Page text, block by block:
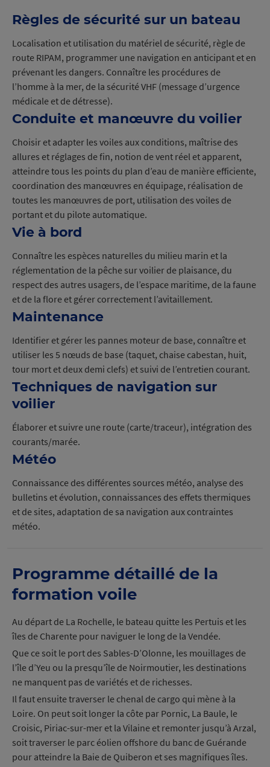
Règles de sécurité sur un bateau
Localisation et utilisation du matériel de sécurité, règle de
route RIPAM, programmer une navigation en anticipant et en
prévenant les dangers. Connaître les procédures de
l’homme à la mer, de la sécurité VHF (message d’urgence
médicale et de détresse).
Conduite et manœuvre du voilier
Choisir et adapter les voiles aux conditions, maîtrise des
allures et réglages de fin, notion de vent réel et apparent,
atteindre tous les points du plan d’eau de manière efficiente,
coordination des manœuvres en équipage, réalisation de
toutes les manœuvres de port, utilisation des voiles de
portant et du pilote automatique.
Vie à bord
Connaître les espèces naturelles du milieu marin et la
réglementation de la pêche sur voilier de plaisance, du
respect des autres usagers, de l’espace maritime, de la faune
et de la flore et gérer correctement l’avitaillement.
Maintenance
Identifier et gérer les pannes moteur de base, connaître et
utiliser les 5 nœuds de base (taquet, chaise cabestan, huit,
tour mort et deux demi clefs) et suivi de l’entretien courant.
Techniques de navigation sur
voilier
Élaborer et suivre une route (carte/traceur), intégration des
courants/marée.
Météo
Connaissance des différentes sources météo, analyse des
bulletins et évolution, connaissances des effets thermiques
et de sites, adaptation de sa navigation aux contraintes
météo.
Programme détaillé de la
formation voile
Au départ de La Rochelle, le bateau quitte les Pertuis et les
îles de Charente pour naviguer le long de la Vendée.
Que ce soit le port des Sables-D’Olonne, les mouillages de
l’île d’Yeu ou la presqu’île de Noirmoutier, les destinations
ne manquent pas de variétés et de richesses.
Il faut ensuite traverser le chenal de cargo qui mène à la
Loire. On peut soit longer la côte par Pornic, La Baule, le
Croisic, Piriac-sur-mer et la Vilaine et remonter jusqu’à Arzal,
soit traverser le parc éolien offshore du banc de Guérande
pour atteindre la Baie de Quiberon et ses magnifiques îles.